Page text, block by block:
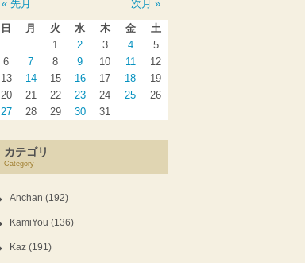
« 先月 次月 »
日 月 火 水 木 金
土
1
2 3 4
5
6
7 8 9 10 11
12
13
14 15 16 17 18
19
20
21 22 23 24 25
26
27
28 29 30 31
カテゴリ
Category
Anchan (192)
KamiYou (136)
Kaz (191)